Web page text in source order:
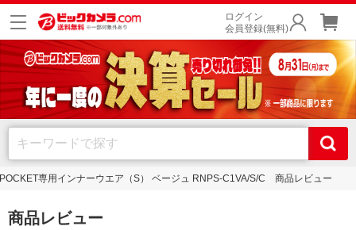
ログイン
会員登録(無料)
専用インナーウエア（S） ベージュ RNPS-C1VA/S/C 商品レビュー
商品レビュー